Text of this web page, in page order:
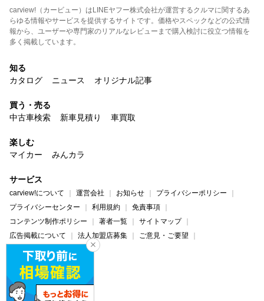
carview!（カービュー）はLINEヤフー株式会社が運営するクルマに関するあ
らゆる情報やサービスを提供するサイトです。価格やスペックなどの公式情
報から、ユーザーや専門家のリアルなレビューまで購入検討に役立つ情報を
多く掲載しています。
知る
カタログ
ニュース オリジナル記事
買う・売る
中古車検索
新車見積り 車買取
楽しむ
マイカー
みんカラ
サービス
carview!について 運営会社 お知らせ
プライバシーポリシー
プライバシーセンター
利用規約
免責事項
コンテンツ制作ポリシー
著者一覧
サイトマップ
広告掲載について
法人加盟店募集
ご意見・ご要望
ヘルプ・お問い合わせ
carview! Yahoo! JAPAN